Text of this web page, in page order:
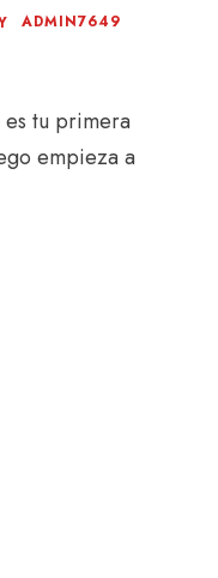
ADMIN7649
es tu primera
empieza a